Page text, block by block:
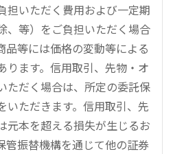
担いただく費用および一定期
、等）をご負担いただく場合
品等には価格の変動等による
ります。信用取引、先物・オ
ただく場合は、所定の委託保
いただきます。信用取引、先
元本を超える損失が生じるお
管振替機構を通じて他の証券